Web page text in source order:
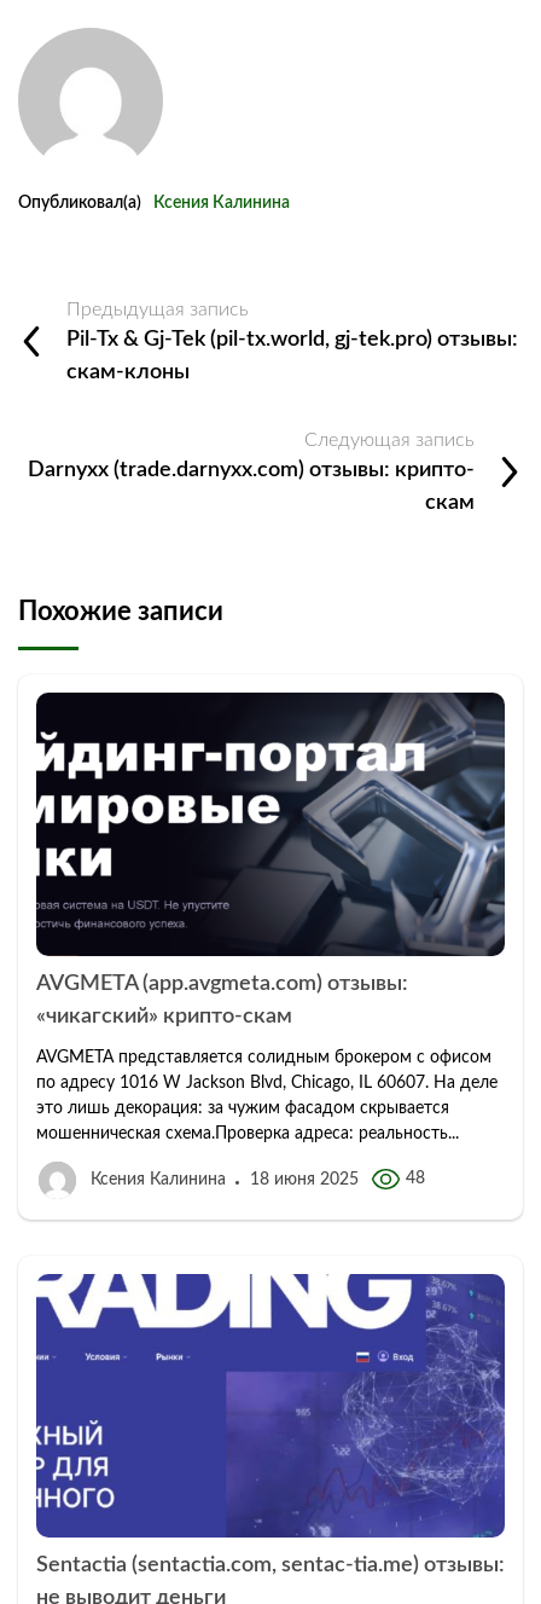
Опубликовал(а) Ксения Калинина
Предыдущая запись
Pil‑Tx & Gj‑Tek (pil‑tx.world, gj‑tek.pro) отзывы:
скам-клоны
Следующая запись
Darnyxx (trade.darnyxx.com) отзывы: крипто-
скам
Похожие записи
AVGMETA (app.avgmeta.com) отзывы:
«чикагский» крипто-скам
AVGMETA представляется солидным брокером с офисом
по адресу 1016 W Jackson Blvd, Chicago, IL 60607. На деле
это лишь декорация: за чужим фасадом скрывается
мошенническая схема.Проверка адреса: реальность...
Ксения Калинина 18 июня 2025 48
Sentactia (sentactia.com, sentac-tia.me) отзывы:
не выводит деньги